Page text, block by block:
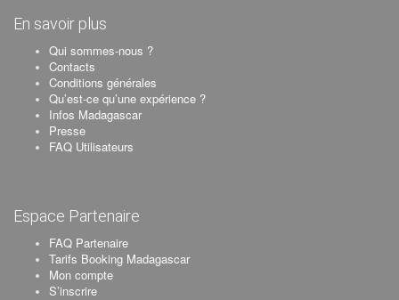
En savoir plus
Qui sommes-nous ?
Contacts
Conditions générales
Qu’est-ce qu’une expérience ?
Infos Madagascar
Presse
FAQ Utilisateurs
Espace Partenaire
FAQ Partenaire
Tarifs Booking Madagascar
Mon compte
S’inscrire